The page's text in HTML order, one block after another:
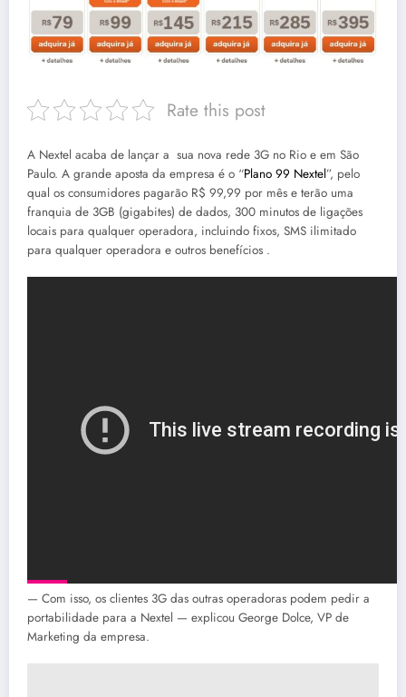
Rate this post
A Nextel acaba de lançar a sua nova rede 3G no Rio e em São
Paulo. A grande aposta da empresa é o “Plano 99 Nextel”, pelo
qual os consumidores pagarão R$ 99,99 por mês e terão uma
franquia de 3GB (gigabites) de dados, 300 minutos de ligações
locais para qualquer operadora, incluindo fixos, SMS ilimitado
para qualquer operadora e outros benefícios .
— Com isso, os clientes 3G das outras operadoras podem pedir a
portabilidade para a Nextel — explicou George Dolce, VP de
Marketing da empresa.